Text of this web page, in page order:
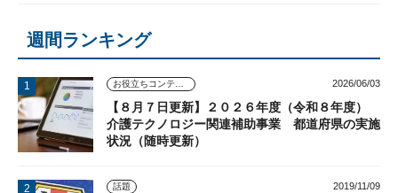
週間ランキング
お役立ちコンテンツ 2026/06/03
【８月７日更新】２０２６年度（令和８年度）
介護テクノロジー関連補助事業 都道府県の実施
状況（随時更新）
話題 2019/11/09